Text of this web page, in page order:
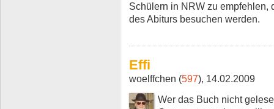
Schülern in NRW zu
des Abiturs besuchen werden.
Effi
woelffchen (597), 14.02.2009
Wer das Buch nicht